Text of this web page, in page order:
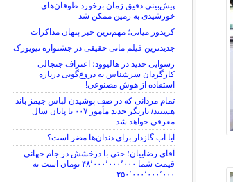
پیش‌بینی دقیق زمان برخورد طوفان‌های
خورشیدی به زمین ممکن شد
کریدور میانی؛ مهم‌ترین خبر پنهان مذاکرات
جدیدترین فیلم مانی حقیقی در جشنواره نیویورک
رسوایی جدید در هالیوود؛ اعتراف جنجالی
کارگردان سرشناس به دروغ‌گویی درباره
استفاده از هوش مصنوعی!
تمام مردانی که در صف پوشیدن لباس جیمز باند
هستند/ بازیگر جدید مأمور ۰۰۷ تا پایان سال
معرفی خواهد شد
آیا آب گازدار برای دندان‌ها مضر است؟
آقای رضاییان؛ حتی با درخشش در جام جهانی
قیمت شما ۴۸٬۰۰۰٬۰۰۰٬۰۰۰ تومان است نه
۲۵۰٬۰۰۰٬۰۰۰٬۰۰۰